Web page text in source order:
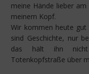
meine Hände lieber
meinem Kopf.
Wir kommen heute
sind Geschichte, nur
das hält ihn
Totenkopfstraße über